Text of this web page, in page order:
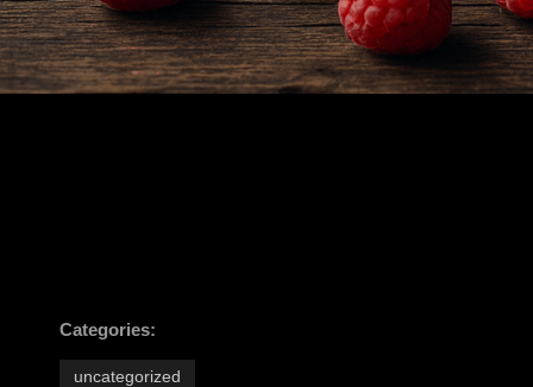
Categories:
uncategorized